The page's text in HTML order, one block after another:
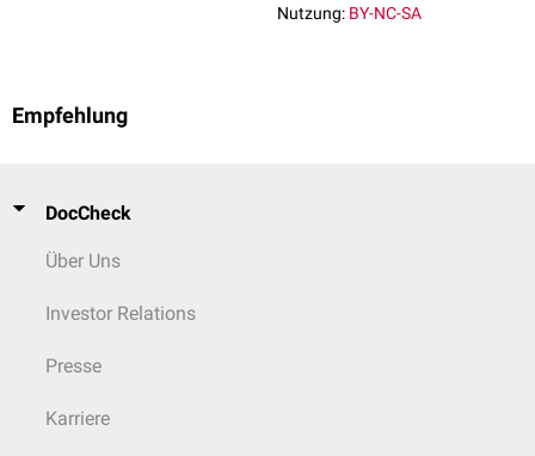
Nutzung: BY-NC-SA
Empfehlung
DocCheck
Über Uns
Investor Relations
Presse
Karriere